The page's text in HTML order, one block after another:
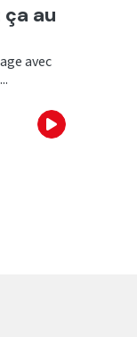
au
avec
Ecouter